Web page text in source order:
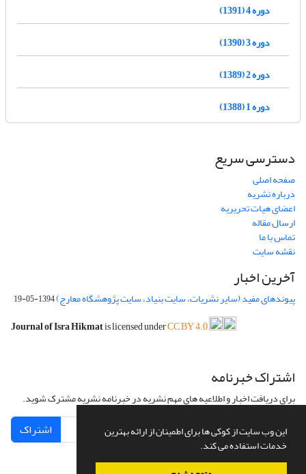
این وب سایت از کوکی ها برای اطمینان از ارائه بهترین
خدمات استفاده می کند.
دوره 4 (1391)
دوره 3 (1390)
دوره 2 (1389)
دوره 1 (1388)
دسترسی سریع
صفحه اصلی
درباره نشریه
اعضای هیات تحریریه
ارسال مقاله
تماس با ما
نقشه سایت
آخرین اخبار
پیوندهای مفید (سایر نشریات، سایت بنیاد، سایت پژوهشگاه معارج)1394-05-19
Journal of Isra Hikmatis licensed underCC BY 4.0
اشتراک خبرنامه
برای دریافت اخبار و اطلاعیه های مهم نشریه در خبرنامه نشریه مشترک شوید.
اشتراک